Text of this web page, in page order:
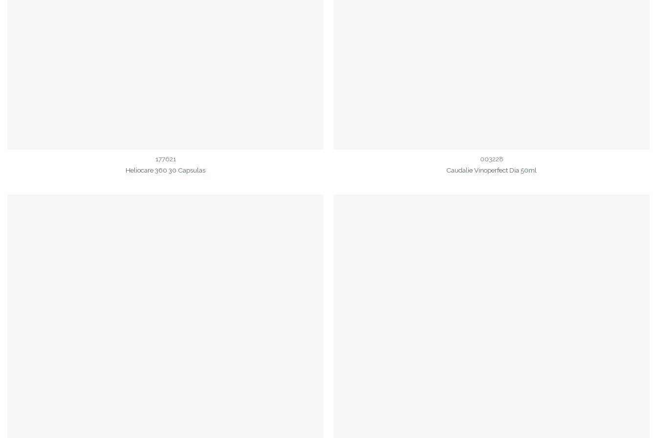
177621
Heliocare 360 30 Capsulas
003228
Caudalie Vinoperfect Dia 50ml